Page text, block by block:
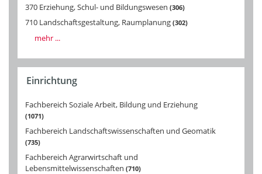
370 Erziehung, Schul- und Bildungswesen 306
710 Landschaftsgestaltung, Raumplanung 302
mehr ...
Einrichtung
Fachbereich Soziale Arbeit, Bildung und Erziehung
1071
Fachbereich Landschaftswissenschaften und Geomatik
735
Fachbereich Agrarwirtschaft und
Lebensmittelwissenschaften 710